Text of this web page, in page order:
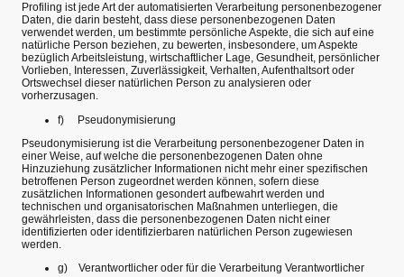
Profiling ist jede Art der automatisierten Verarbeitung personenbezogener
Daten, die darin besteht, dass diese personenbezogenen Daten
verwendet werden, um bestimmte persönliche Aspekte, die sich auf eine
natürliche Person beziehen, zu bewerten, insbesondere, um Aspekte
bezüglich Arbeitsleistung, wirtschaftlicher Lage, Gesundheit, persönlicher
Vorlieben, Interessen, Zuverlässigkeit, Verhalten, Aufenthaltsort oder
Ortswechsel dieser natürlichen Person zu analysieren oder
vorherzusagen.
f) Pseudonymisierung
Pseudonymisierung ist die Verarbeitung personenbezogener Daten in
einer Weise, auf welche die personenbezogenen Daten ohne
Hinzuziehung zusätzlicher Informationen nicht mehr einer spezifischen
betroffenen Person zugeordnet werden können, sofern diese
zusätzlichen Informationen gesondert aufbewahrt werden und
technischen und organisatorischen Maßnahmen unterliegen, die
gewährleisten, dass die personenbezogenen Daten nicht einer
identifizierten oder identifizierbaren natürlichen Person zugewiesen
werden.
g) Verantwortlicher oder für die Verarbeitung Verantwortlicher